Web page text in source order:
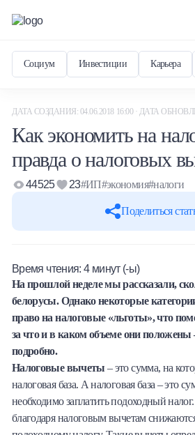
Социум Инвестиции Карьера
Халва
Онлайн-обменник
Премиальный сервис Prime
ДАТА СОЗДАНИЯ: 04.06.2018 16:00 · ДАТА
Как экономить на
правда о налоговых
Поделиться
44525 23#ИП#экономия#налоги
Время чтения:4 минут (-ы)
На прошлой неделе мы рассказали,
белорусы. Однако некоторые
право на налоговые «льготы», что
за что и в каком объеме они положены
подробно.
Налоговые вычеты – это сумма, на
налоговая база. А налоговая база – это
необходимо заплатить подоходный
благодаря налоговым вычетам